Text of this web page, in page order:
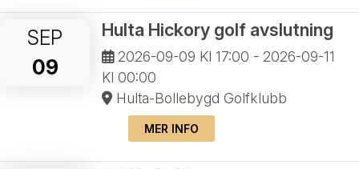
SEP
09
Hulta Hickory golf avslutning
2026-09-09 Kl 17:00 - 2026-09-11
Kl 00:00
Hulta-Bollebygd Golfklubb
MER INFO